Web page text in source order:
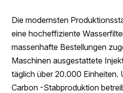
Die modernsten
eine hocheffiziente
massenhafte Bestellungen
Maschinen ausgestattete
täglich über 20.000 Einheiten.
Carbon -Stabproduktion